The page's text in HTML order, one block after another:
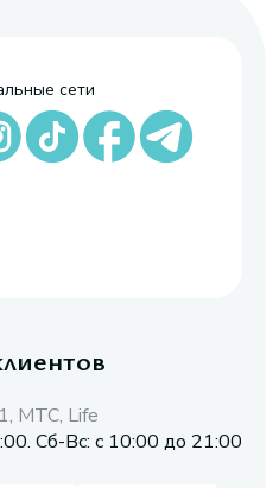
сети
МТС, Life
Сб-Вс: с 10:00 до 21:00